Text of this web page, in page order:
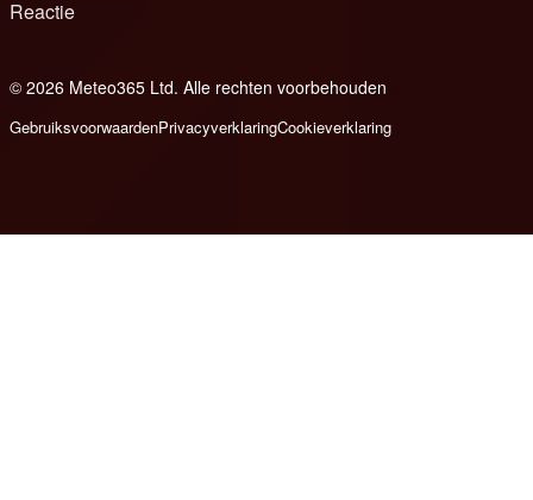
Reactie
© 2026 Meteo365 Ltd. Alle rechten voorbehouden
GebruiksvoorwaardenPrivacyverklaringCookieverklaring